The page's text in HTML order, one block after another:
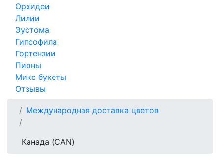
Орхидеи
Лилии
Эустома
Гипсофила
Гортензии
Пионы
Микс букеты
Отзывы
Международная доставка цветов
Канада (CAN)